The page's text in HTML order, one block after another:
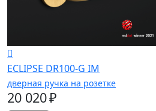
ECLIPSE DR100-G IM
дверная ручка на розетке
20 020 ₽